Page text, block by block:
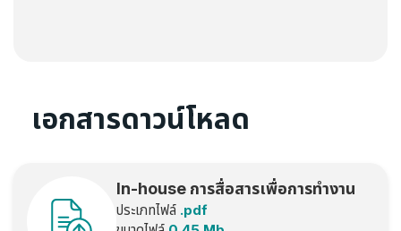
เอกสารดาวน์โหลด
In-house การสื่อสารเพื่อการทำงาน
เป็นทีมอย่างมีประสิทธิภาพ อ
ประเภทไฟล์ .pdf